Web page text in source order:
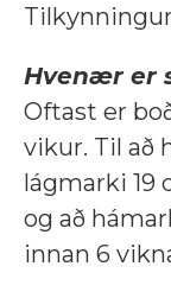
Hvenær er
Oftast er
vikur. Til að
lágmarki 19
og að
innan 6